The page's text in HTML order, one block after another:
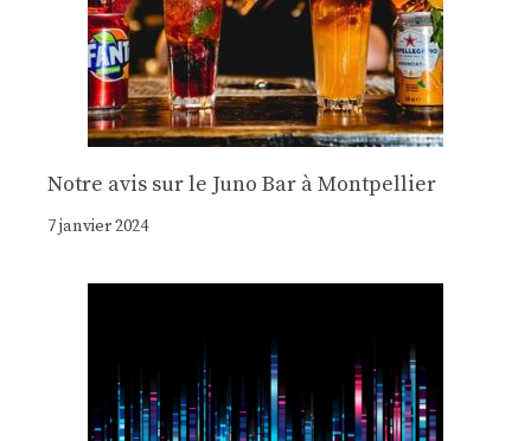
Notre avis sur le Juno Bar à Montpellier
7 janvier 2024